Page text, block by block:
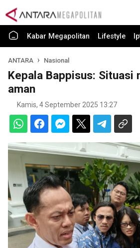
Kabar Megapolitan Lifestyle
ANTARA Nasional
Kepala Bappisus: Situasi
aman
Kamis, 4 September 2025 13:27